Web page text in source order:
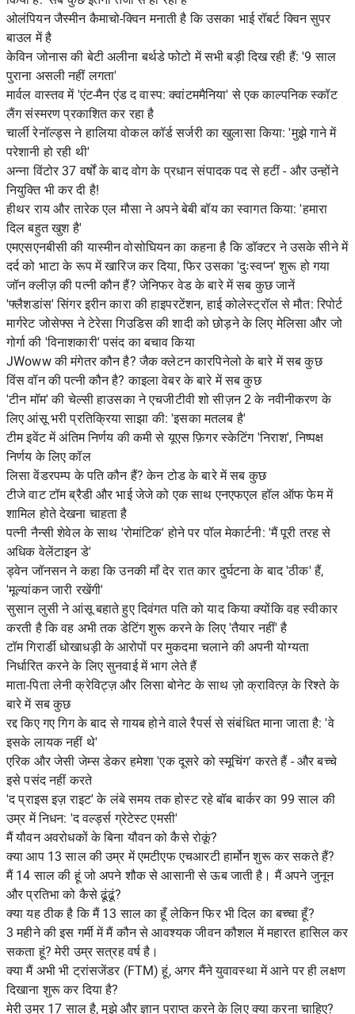
ओलंपियन जैस्मीन कैमाचो-क्विन मनाती है कि उसका भाई रॉबर्ट क्विन सुपर
बाउल में है
केविन जोनास की बेटी अलीना बर्थडे फोटो में सभी बड़ी दिख रही हैं: '9 साल
पुराना असली नहीं लगता'
मार्वल वास्तव में 'एंट-मैन एंड द वास्प: क्वांटममैनिया' से एक काल्पनिक स्कॉट
लैंग संस्मरण प्रकाशित कर रहा है
चार्ली रेनॉल्ड्स ने हालिया वोकल कॉर्ड सर्जरी का खुलासा किया: 'मुझे गाने में
परेशानी हो रही थी'
अन्ना विंटोर 37 वर्षों के बाद वोग के प्रधान संपादक पद से हटीं - और उन्होंने
नियुक्ति भी कर दी है!
हीथर राय और तारेक एल मौसा ने अपने बेबी बॉय का स्वागत किया: 'हमारा
दिल बहुत खुश है'
एमएसएनबीसी की यास्मीन वोसोघियन का कहना है कि डॉक्टर ने उसके सीने में
दर्द को भाटा के रूप में खारिज कर दिया, फिर उसका 'दुःस्वप्न' शुरू हो गया
जॉन क्लीज़ की पत्नी कौन हैं? जेनिफर वेड के बारे में सब कुछ जानें
'फ्लैशडांस' सिंगर इरीन कारा की हाइपरटेंशन, हाई कोलेस्ट्रॉल से मौत: रिपोर्ट
मार्गरेट जोसेफ्स ने टेरेसा गिउडिस की शादी को छोड़ने के लिए मेलिसा और जो
गोर्गा की 'विनाशकारी' पसंद का बचाव किया
JWoww की मंगेतर कौन है? जैक क्लेटन कारपिनेलो के बारे में सब कुछ
विंस वॉन की पत्नी कौन है? काइला वेबर के बारे में सब कुछ
'टीन मॉम' की चेल्सी हाउसका ने एचजीटीवी शो सीज़न 2 के नवीनीकरण के
लिए आंसू भरी प्रतिक्रिया साझा की: 'इसका मतलब है'
टीम इवेंट में अंतिम निर्णय की कमी से यूएस फ़िगर स्केटिंग 'निराश', निष्पक्ष
निर्णय के लिए कॉल
लिसा वेंडरपम्प के पति कौन हैं? केन टोड के बारे में सब कुछ
टीजे वाट टॉम ब्रैडी और भाई जेजे को एक साथ एनएफएल हॉल ऑफ फेम में
शामिल होते देखना चाहता है
पत्नी नैन्सी शेवेल के साथ 'रोमांटिक' होने पर पॉल मेकार्टनी: 'मैं पूरी तरह से
अधिक वेलेंटाइन डे'
ड्वेन जॉनसन ने कहा कि उनकी माँ देर रात कार दुर्घटना के बाद 'ठीक' हैं,
'मूल्यांकन जारी रखेंगी'
सुसान लुसी ने आंसू बहाते हुए दिवंगत पति को याद किया क्योंकि वह स्वीकार
करती है कि वह अभी तक डेटिंग शुरू करने के लिए 'तैयार नहीं' है
टॉम गिरार्डी धोखाधड़ी के आरोपों पर मुकदमा चलाने की अपनी योग्यता
निर्धारित करने के लिए सुनवाई में भाग लेते हैं
माता-पिता लेनी क्रेविट्ज़ और लिसा बोनेट के साथ ज़ो क्रावित्ज़ के रिश्ते के
बारे में सब कुछ
रद्द किए गए गिग के बाद से गायब होने वाले रैपर्स से संबंधित माना जाता है: 'वे
इसके लायक नहीं थे'
एरिक और जेसी जेम्स डेकर हमेशा 'एक दूसरे को स्मूचिंग' करते हैं - और बच्चे
इसे पसंद नहीं करते
'द प्राइस इज़ राइट' के लंबे समय तक होस्ट रहे बॉब बार्कर का 99 साल की
उम्र में निधन: 'द वर्ल्ड्स ग्रेटेस्ट एमसी'
मैं यौवन अवरोधकों के बिना यौवन को कैसे रोकूं?
क्या आप 13 साल की उम्र में एमटीएफ एचआरटी हार्मोन शुरू कर सकते हैं?
मैं 14 साल की हूं जो अपने शौक से आसानी से ऊब जाती है। मैं अपने जुनून
और प्रतिभा को कैसे ढूंढूं?
क्या यह ठीक है कि मैं 13 साल का हूँ लेकिन फिर भी दिल का बच्चा हूँ?
3 महीने की इस गर्मी में मैं कौन से आवश्यक जीवन कौशल में महारत हासिल कर
सकता हूं? मेरी उम्र सत्रह वर्ष है।
क्या मैं अभी भी ट्रांसजेंडर (FTM) हूं, अगर मैंने युवावस्था में आने पर ही लक्षण
दिखाना शुरू कर दिया है?
मेरी उम्र 17 साल है, मुझे और ज्ञान प्राप्त करने के लिए क्या करना चाहिए?